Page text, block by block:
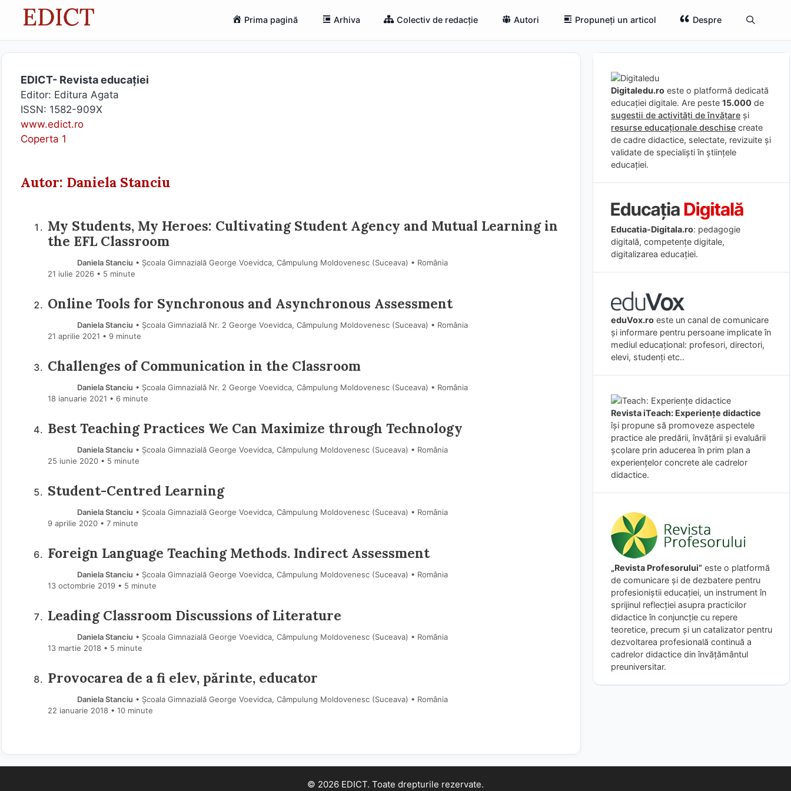
Prima pagină Arhiva Colectiv de redacție Autori Propuneți un articol Despre
EDICT- Revista educației
Editor: Editura Agata
ISSN: 1582-909X
www.edict.ro
Coperta 1
Autor: Daniela Stanciu
My Students, My Heroes: Cultivating Student Agency and Mutual Learning in
the EFL Classroom
Daniela Stanciu • Școala Gimnazială George Voevidca, Câmpulung Moldovenesc (Suceava) • România
21 iulie 2026 • 5 minute
Online Tools for Synchronous and Asynchronous Assessment
Daniela Stanciu • Școala Gimnazială Nr. 2 George Voevidca, Câmpulung Moldovenesc (Suceava) • România
21 aprilie 2021 • 9 minute
Challenges of Communication in the Classroom
Daniela Stanciu • Școala Gimnazială Nr. 2 George Voevidca, Câmpulung Moldovenesc (Suceava) • România
18 ianuarie 2021 • 6 minute
Best Teaching Practices We Can Maximize through Technology
Daniela Stanciu • Şcoala Gimnazială George Voevidca, Câmpulung Moldovenesc (Suceava) • România
25 iunie 2020 • 5 minute
Student-Centred Learning
Daniela Stanciu • Şcoala Gimnazială George Voevidca, Câmpulung Moldovenesc (Suceava) • România
9 aprilie 2020 • 7 minute
Foreign Language Teaching Methods. Indirect Assessment
Daniela Stanciu • Şcoala Gimnazială George Voevidca, Câmpulung Moldovenesc (Suceava) • România
13 octombrie 2019 • 5 minute
Leading Classroom Discussions of Literature
Daniela Stanciu • Şcoala Gimnazială George Voevidca, Câmpulung Moldovenesc (Suceava) • România
13 martie 2018 • 5 minute
Provocarea de a fi elev, părinte, educator
Daniela Stanciu • Şcoala Gimnazială George Voevidca, Câmpulung Moldovenesc (Suceava) • România
22 ianuarie 2018 • 10 minute
Digitaledu.ro este o platformă dedicată
educației digitale. Are peste 15.000 de
sugestii de activități de învățare și
resurse educaționale deschise create
de cadre didactice, selectate, revizuite și
validate de specialiști în științele
educației.
Educatia-Digitala.ro: pedagogie
digitală, competențe digitale,
digitalizarea educației.
eduVox.ro este un canal de comunicare
și informare pentru persoane implicate în
mediul educațional: profesori, directori,
elevi, studenți etc..
Revista iTeach: Experienţe didactice
îşi propune să promoveze aspectele
practice ale predării, învăţării şi evaluării
şcolare prin aducerea în prim plan a
experienţelor concrete ale cadrelor
didactice.
„Revista Profesorului” este o platformă
de comunicare și de dezbatere pentru
profesioniștii educației, un instrument în
sprijinul reflecției asupra practicilor
didactice în conjuncție cu repere
teoretice, precum și un catalizator pentru
dezvoltarea profesională continuă a
cadrelor didactice din învățământul
preuniversitar.
© 2026 EDICT. Toate drepturile rezervate.